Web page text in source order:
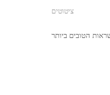
ציטוטים